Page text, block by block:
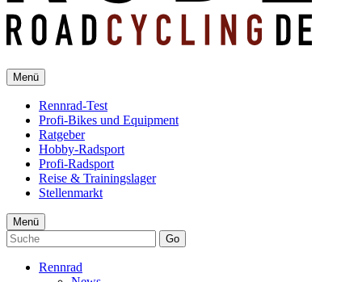
Menü
Rennrad-Test
Profi-Bikes und Equipment
Ratgeber
Hobby-Radsport
Profi-Radsport
Reise & Trainingslager
Stellenmarkt
Menü
Go
Rennrad